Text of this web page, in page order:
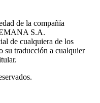
de la compañía
S.A.
de cualquiera de los
su traducción a cualquier